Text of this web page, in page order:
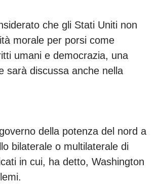
che gli Stati Uniti non
morale per porsi come
umani e democrazia, una
sarà discussa anche nella
della potenza del nord a
bilaterale o multilaterale di
in cui, ha detto, Washington